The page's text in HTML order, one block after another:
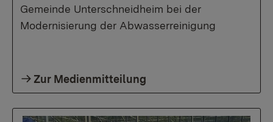
Gemeinde Unterschneidheim bei der
Modernisierung der Abwasserreinigung
Zur Medienmitteilung